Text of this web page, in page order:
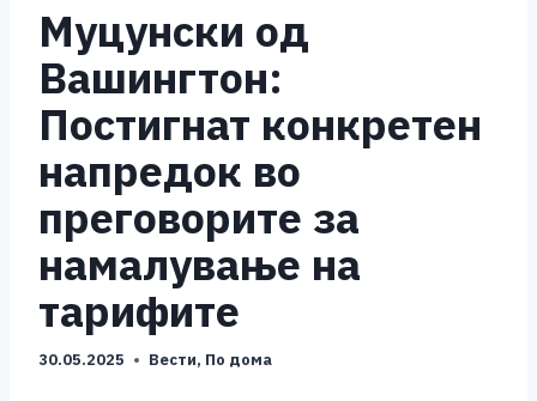
Муцунски од
Вашингтон:
Постигнат конкретен
напредок во
преговорите за
намалување на
тарифите
30.05.2025 Вести, По дома